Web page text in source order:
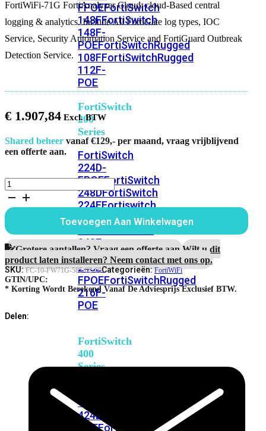
FPOEFortiSwitch
148FFortiSwitch
148F-
POEFortiSwitchRugged
108FFortiSwitchRugged
112F-
POE
FortiSwitch
200
Series
FortiSwitch
224D-
FPOEFortiSwitch
248DFortiSwitch
224EFortiswitch
224E-
POEFortiSwitch
248E-
POE
FortiSwitch
248E-
FPOEFortiSwitchRugged
216F-
POE
FortiSwitch
400
Series
424E
424E-
POEFortiSwitch
FortiWiFi-71G FortiAnalyzer Cloud: cloud-Based central
logging & analytics. Include All FortiGate log types, IOC
Service, Security Automation Service and FortiGuard Outbreak
Detection Service.
€ 1.907,84
Shared beheer vanaf €129,- per maand, vraag vrijblijvend
een offerte aan.
FortiWiFi-
71G
Jaar
FortiAnalyzer
Cloud
aantal
Toevoegen Aan Winkelwagen
Grotere aantallen? Vraag een offerte aan.Wilt u dit
product laten installeren? Neem contact met ons op.
SKU:FC-10-FW71G-585-02-60Categorieën:FortiWiFi
GTIN/UPC:
* Korting Wordt Berekend Vanaf De Adviesprijs Exclusief BTW.
Delen: